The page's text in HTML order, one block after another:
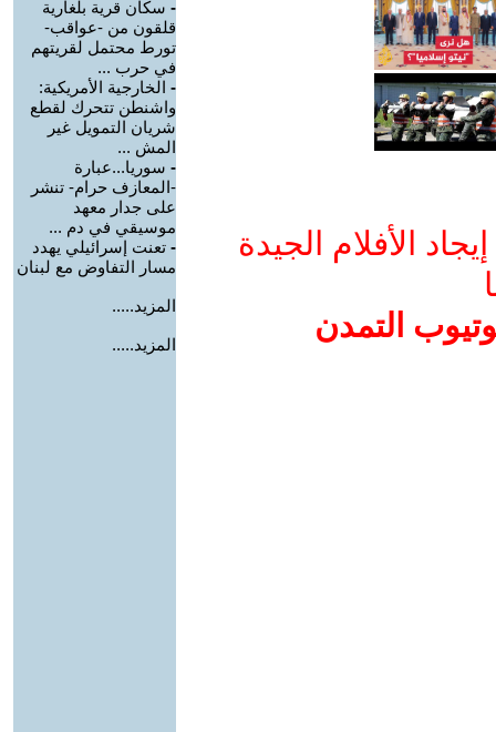
الأفلام الجيدة
التمدن
- سكان قرية بلغارية
قلقون من -عواقب-
تورط محتمل لقريتهم
في حرب ...
- الخارجية الأمريكية:
واشنطن تتحرك لقطع
شريان التمويل غير
المش ...
- سوريا...عبارة
-المعازف حرام- تنشر
على جدار معهد
موسيقي في دم ...
- تعنت إسرائيلي يهدد
مسار التفاوض مع لبنان
المزيد.....
المزيد.....